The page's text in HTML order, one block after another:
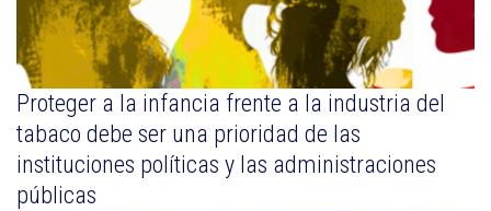
Proteger a la infancia frente a la industria del
tabaco debe ser una prioridad de las
instituciones políticas y las administraciones
públicas